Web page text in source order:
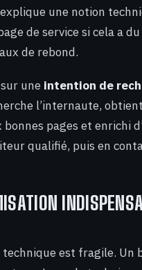
une notion
de service si cela a
de rebond.
une intention de
l’internaute,
pages et enrichi
qualifié, puis en
est fragile. Un